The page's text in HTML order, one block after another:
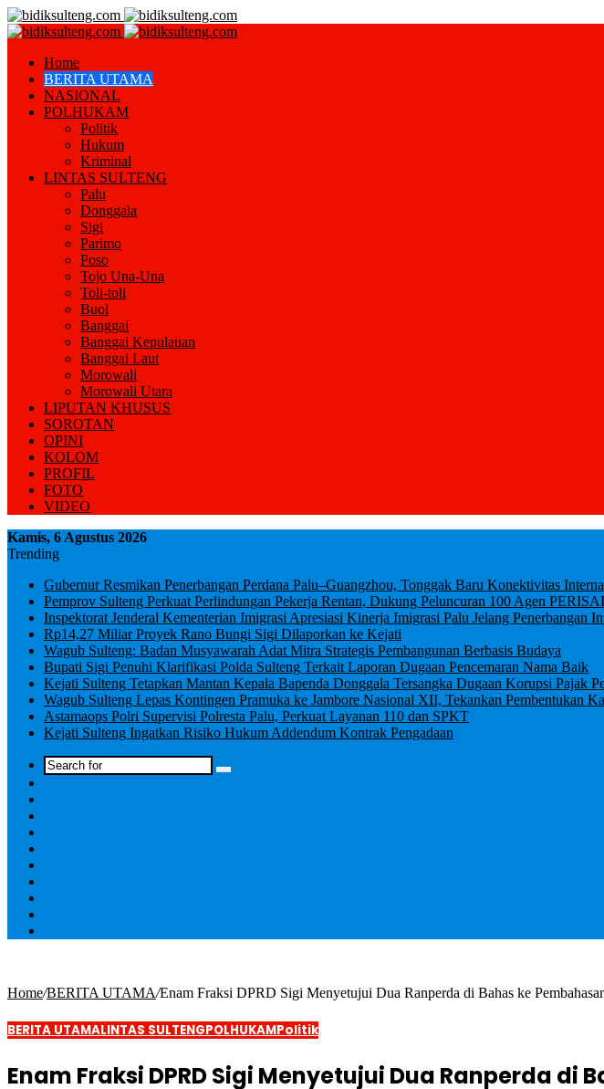
Home
BERITA UTAMA
NASIONAL
POLHUKAM
Politik
Hukum
Kriminal
LINTAS SULTENG
Palu
Donggala
Sigi
Parimo
Poso
Tojo Una-Una
Toli-toli
Buol
Banggai
Banggai Kepulauan
Banggai Laut
Morowali
Morowali Utara
LIPUTAN KHUSUS
SOROTAN
OPINI
KOLOM
PROFIL
FOTO
VIDEO
Kamis, 6 Agustus 2026
Trending
Gubernur Resmikan Penerbangan Perdana Palu–Guangzhou, Tonggak Baru Konektivitas
Pemprov Sulteng Perkuat Perlindungan Pekerja Rentan, Dukung Peluncuran 100 Agen PERISAI
Inspektorat Jenderal Kementerian Imigrasi Apresiasi Kinerja Imigrasi Palu Jelang Penerbangan
Rp14,27 Miliar Proyek Rano Bungi Sigi Dilaporkan ke Kejati
Wagub Sulteng: Badan Musyawarah Adat Mitra Strategis Pembangunan Berbasis Budaya
Bupati Sigi Penuhi Klarifikasi Polda Sulteng Terkait Laporan Dugaan Pencemaran Nama Baik
Kejati Sulteng Tetapkan Mantan Kepala Bapenda Donggala Tersangka Dugaan Korupsi Pajak
Wagub Sulteng Lepas Kontingen Pramuka ke Jambore Nasional XII, Tekankan Pembentukan
Astamaops Polri Supervisi Polresta Palu, Perkuat Layanan 110 dan SPKT
Kejati Sulteng Ingatkan Risiko Hukum Addendum Kontrak Pengadaan
Home/BERITA UTAMA/Enam Fraksi DPRD Sigi Menyetujui Dua Ranperda di Bahas ke
BERITA UTAMALINTAS SULTENGPOLHUKAMPolitik
Enam Fraksi DPRD Sigi Menyetujui Dua Ranperda di